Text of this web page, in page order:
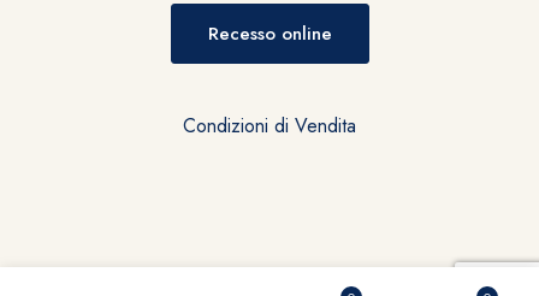
Recesso online
Condizioni di Vendita